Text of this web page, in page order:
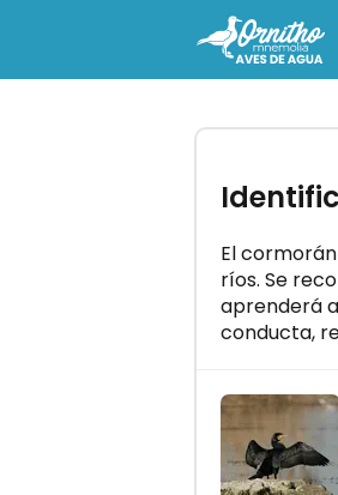
El
ríos. Se
aprenderá
conducta,